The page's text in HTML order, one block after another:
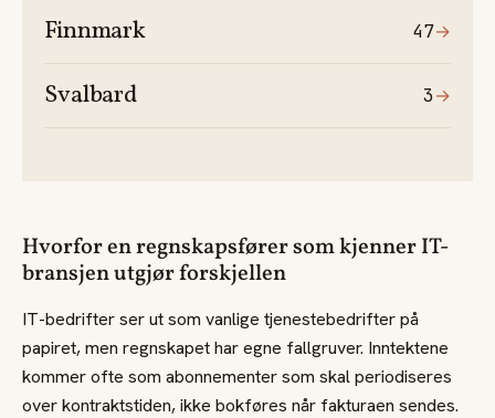
Finnmark 47→
Svalbard 3→
Hvorfor en regnskapsfører som kjenner IT-
bransjen utgjør forskjellen
IT-bedrifter ser ut som vanlige tjenestebedrifter på
papiret, men regnskapet har egne fallgruver. Inntektene
kommer ofte som abonnementer som skal periodiseres
over kontraktstiden, ikke bokføres når fakturaen sendes.